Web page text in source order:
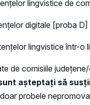
lingvistice de
digitale [proba D]
lingvistice într-o
de comisiile
așteptați să
probele